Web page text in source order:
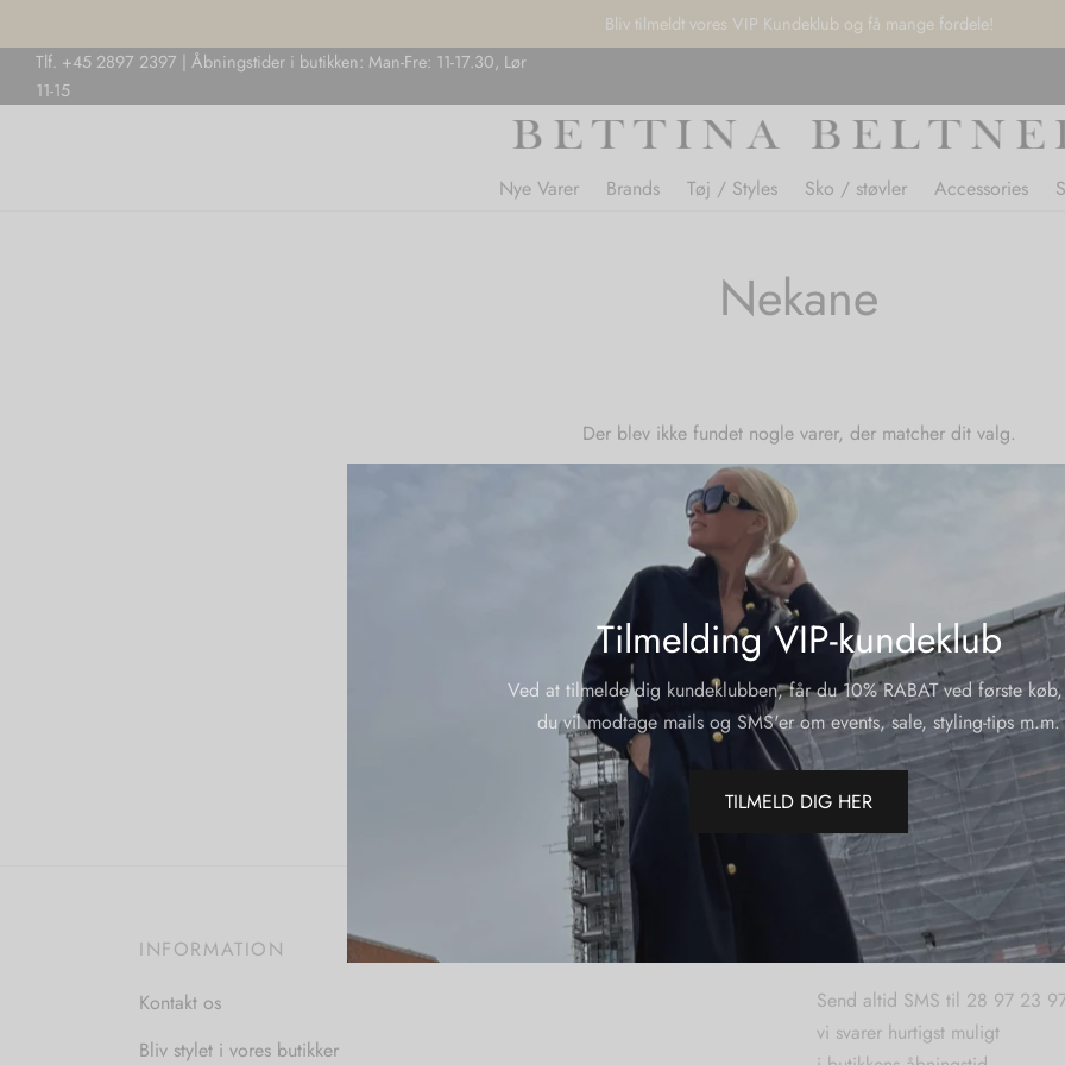
Tilmelding VIP-kundeklub
Ved at tilmelde dig kundeklubben, får du 10% RABAT ved første
du vil modtage mails og SMS'er om events, sale, styling-tips m.m.
TILMELD DIG HER
Bliv tilmeldt vores VIP Kundeklub og få mange fordele!
Tlf. +45 2897 2397 | Åbningstider i butikken: Man-Fre: 11-17.30, Lør
11-15
Nye Varer Brands Tøj / Styles Sko / støvler Accessories
Nekane
Der blev ikke fundet nogle varer, der matcher dit valg.
INFORMATION
Kontakt os
Bliv stylet i vores butikker
SPØRGSMÅL
Send altid SMS til 28 97 23
vi svarer hurtigst muligt